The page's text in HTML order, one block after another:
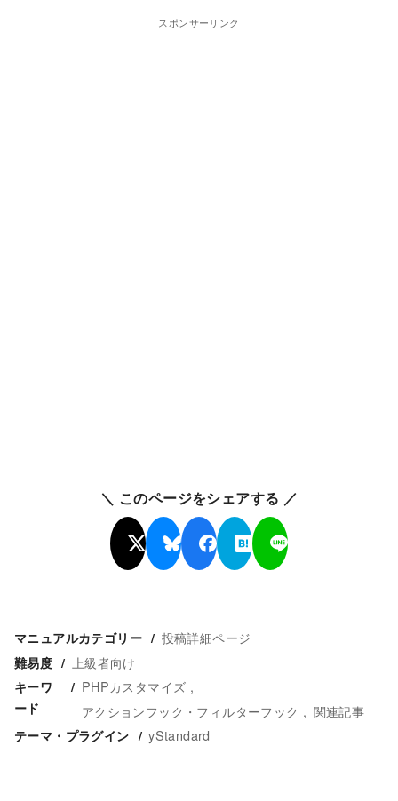
スポンサーリンク
＼ このページをシェアする ／
マニュアルカテゴリー 投稿詳細ページ
難易度 上級者向け
キーワ
ード
PHPカスタマイズ
アクションフック・フィルターフック
関連記事
テーマ・プラグイン yStandard